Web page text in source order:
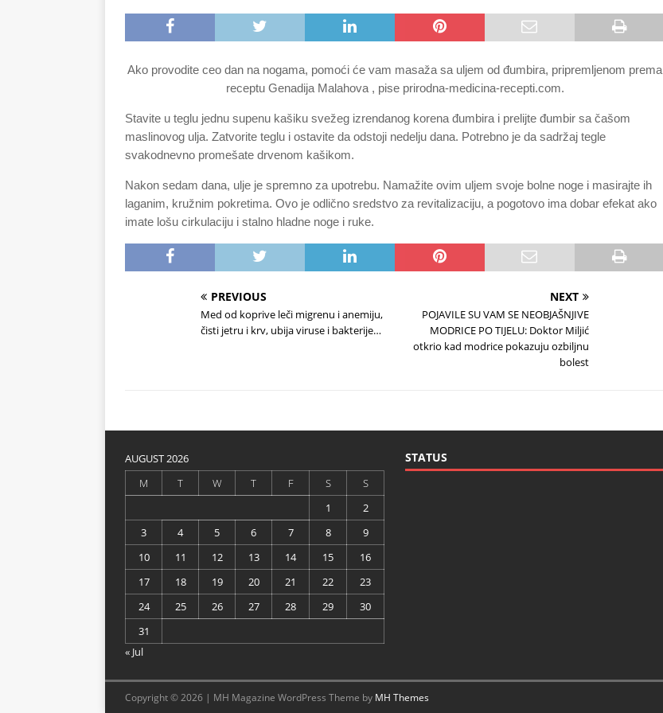
Ako provodite ceo dan na nogama, pomoći će vam masaža sa uljem od đumbira, pripremljenom prema
receptu Genadija Malahova , pise prirodna-medicina-recepti.com.
Stavite u teglu jednu supenu kašiku svežeg izrendanog korena đumbira i prelijte đumbir sa čašom
maslinovog ulja. Zatvorite teglu i ostavite da odstoji nedelju dana. Potrebno je da sadržaj tegle
svakodnevno promešate drvenom kašikom.
Nakon sedam dana, ulje je spremno za upotrebu. Namažite ovim uljem svoje bolne noge i masirajte ih
laganim, kružnim pokretima. Ovo je odlično sredstvo za revitalizaciju, a pogotovo ima dobar efekat ako
imate lošu cirkulaciju i stalno hladne noge i ruke.
PREVIOUS
Med od koprive leči migrenu i anemiju,
čisti jetru i krv, ubija viruse i bakterije…
NEXT
POJAVILE SU VAM SE NEOBJAŠNJIVE
MODRICE PO TIJELU: Doktor Miljić
otkrio kad modrice pokazuju ozbiljnu
bolest
AUGUST 2026
M
T W T F S
S
1
2
3
4 5 6 7 8
9
10
11 12 13 14 15
16
17
18 19 20 21 22
23
24
25 26 27 28 29
30
31
« Jul
STATUS
Copyright © 2026 | MH Magazine WordPress Theme by MH Themes